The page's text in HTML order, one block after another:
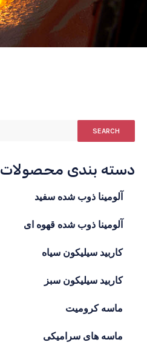
SEARCH
دسته بندی محصولات
آلومینا ذوب شده سفید
آلومینا ذوب شده قهوه ای
کاربید سیلیکون سیاه
کاربید سیلیکون سبز
ماسه کرومیت
ماسه های سرامیکی